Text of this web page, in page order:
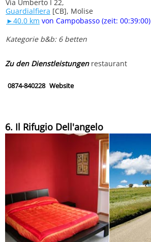
Via Umberto I 22,
Guardialfiera [CB], Molise
►40.0 km von Campobasso (zeit: 00:39:00)
Kategorie b&b: 6 betten
Zu den Dienstleistungenrestaurant
0874-840228 Website
6. Il Rifugio Dell'angelo